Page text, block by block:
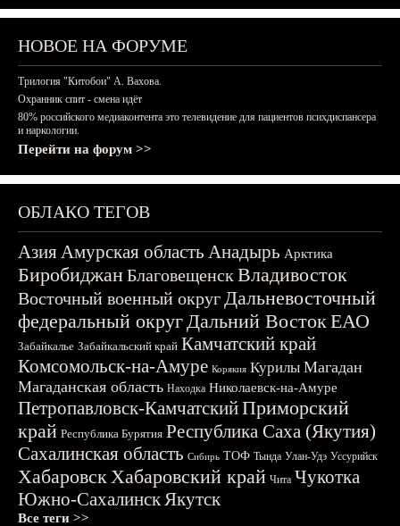
НОВОЕ НА ФОРУМЕ
Трилогия "Китобои" А. Вахова.
Охранник спит - смена идёт
80% российского медиаконтента это телевидение для пациентов психдиспансера
и наркологии.
Перейти на форум >>
ОБЛАКО ТЕГОВ
АзияАмурская область Анадырь Арктика
БиробиджанБлаговещенскВладивосток
Восточный военный округДальневосточный
федеральный округДальний ВостокЕАО
Забайкалье Забайкальский край Камчатский край
Комсомольск-на-Амуре Корякия Курилы Магадан
Магаданская область Находка Николаевск-на-Амуре
Петропавловск-КамчатскийПриморский
край Республика Бурятия Республика Саха (Якутия)
Сахалинская область Сибирь ТОФ Тында Улан-Удэ Уссурийск
ХабаровскХабаровский край Чита Чукотка
Южно-СахалинскЯкутск
Все теги >>